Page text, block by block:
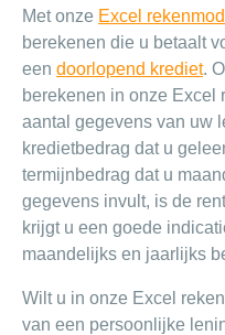
Met onze Excel
berekenen die u betaalt
een doorlopend krediet.
berekenen in onze Excel
aantal gegevens van uw
kredietbedrag dat u
termijnbedrag dat u
gegevens invult, is de
krijgt u een goede
maandelijks en jaarlijks
Wilt u in onze Excel
van een persoonlijke